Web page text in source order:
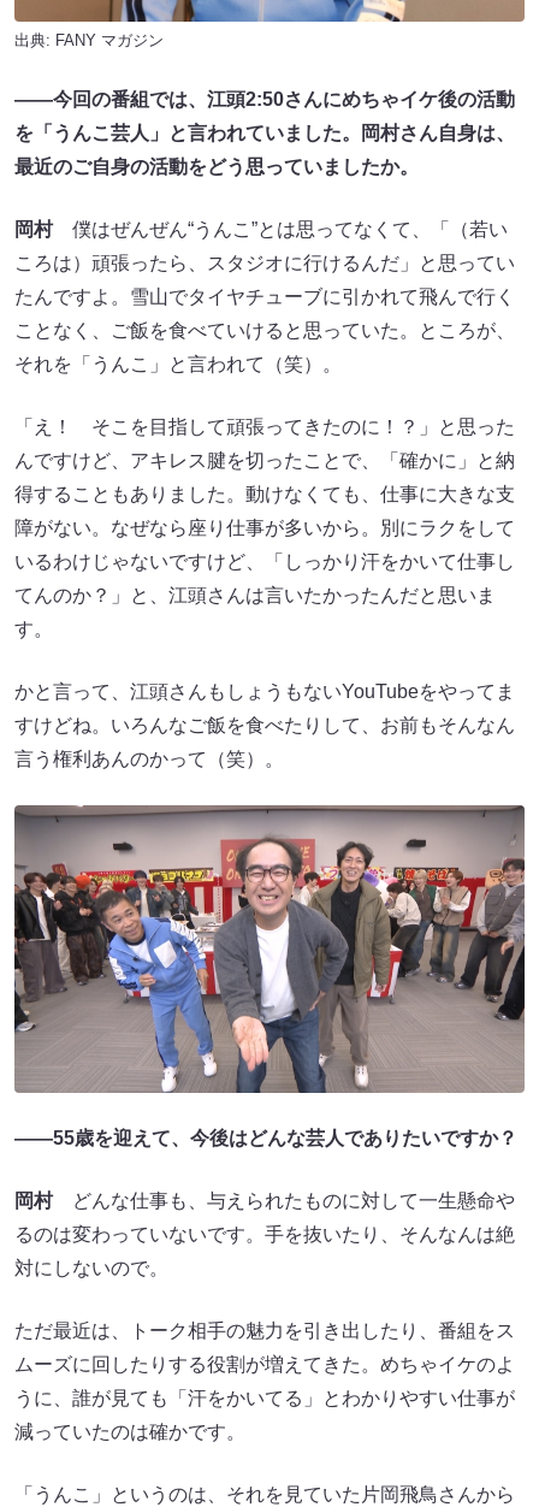
出典: FANY マガジン
――今回の番組では、江頭2:50さんにめちゃイケ後の活動
を「うんこ芸人」と言われていました。岡村さん自身は、
最近のご自身の活動をどう思っていましたか。
岡村僕はぜんぜん“うんこ”とは思ってなくて、「（若い
ころは）頑張ったら、スタジオに行けるんだ」と思ってい
たんですよ。雪山でタイヤチューブに引かれて飛んで行く
ことなく、ご飯を食べていけると思っていた。ところが、
それを「うんこ」と言われて（笑）。
「え！ そこを目指して頑張ってきたのに！？」と思った
んですけど、アキレス腱を切ったことで、「確かに」と納
得することもありました。動けなくても、仕事に大きな支
障がない。なぜなら座り仕事が多いから。別にラクをして
いるわけじゃないですけど、「しっかり汗をかいて仕事し
てんのか？」と、江頭さんは言いたかったんだと思いま
す。
かと言って、江頭さんもしょうもないYouTubeをやってま
すけどね。いろんなご飯を食べたりして、お前もそんなん
言う権利あんのかって（笑）。
――55歳を迎えて、今後はどんな芸人でありたいですか？
岡村どんな仕事も、与えられたものに対して一生懸命や
るのは変わっていないです。手を抜いたり、そんなんは絶
対にしないので。
ただ最近は、トーク相手の魅力を引き出したり、番組をス
ムーズに回したりする役割が増えてきた。めちゃイケのよ
うに、誰が見ても「汗をかいてる」とわかりやすい仕事が
減っていたのは確かです。
「うんこ」というのは、それを見ていた片岡飛鳥さんから